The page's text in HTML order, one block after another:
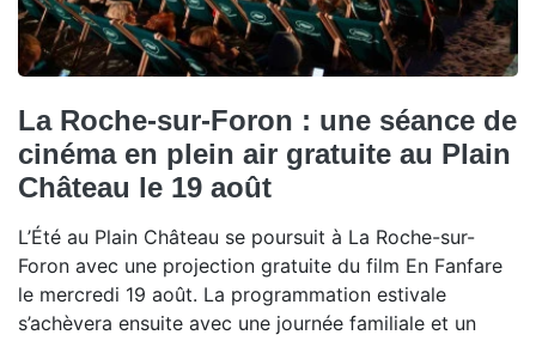
La Roche-sur-Foron : une séance de
cinéma en plein air gratuite au Plain
Château le 19 août
L’Été au Plain Château se poursuit à La Roche-sur-
Foron avec une projection gratuite du film En Fanfare
le mercredi 19 août. La programmation estivale
s’achèvera ensuite avec une journée familiale et un